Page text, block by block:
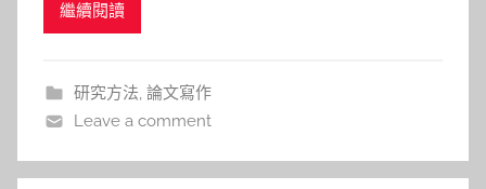
Facebook 資料的操作文，更不是要鼓勵大家把個人
為時，資料
繼續閱讀
研究方法, 論文寫作
Leave a comment